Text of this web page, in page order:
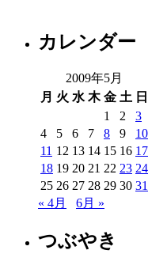
カレンダー
2009年5月
月 火 水 木 金 土 日
1
2
3
4
5 6 7 8 9
10
11 12 13 14 15 16 17
18 19 20 21 22 23 24
25 26 27 28 29 30 31
« 4月
6月 »
つぶやき